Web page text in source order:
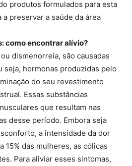
produtos formulados para esta
preservar a saúde da área
como encontrar alívio?
dismenorreia, são causadas
seja, hormonas produzidas pelo
do seu revestimento
Essas substâncias
que resultam nas
desse período. Embora seja
a intensidade da dor
15% das mulheres, as cólicas
Para aliviar esses sintomas,